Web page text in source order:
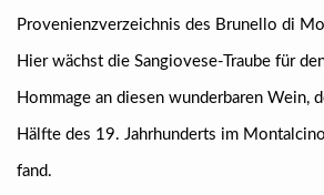
Provenienzverzeichnis des Brunello di
Hier wächst die Sangiovese-Traube für
Hommage an diesen wunderbaren Wein,
Hälfte des 19. Jahrhunderts im
fand.